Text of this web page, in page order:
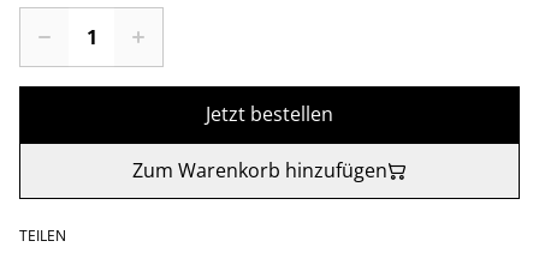
Jetzt bestellen
Zum Warenkorb hinzufügen
TEILEN